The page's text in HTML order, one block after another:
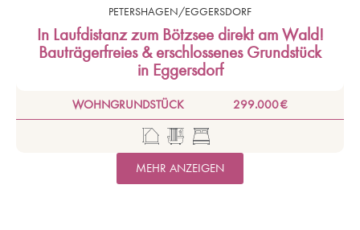
PETERSHAGEN/EGGERSDORF
In Laufdistanz zum Bötzsee direkt am Wald!
Bauträgerfreies & erschlossenes Grundstück
in Eggersdorf
WOHNGRUNDSTÜCK 299.000 €
MEHR ANZEIGEN